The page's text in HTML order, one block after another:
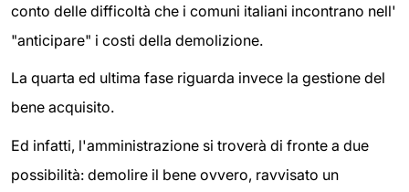
conto delle difficoltà che i comuni italiani incontrano nell'
"anticipare" i costi della demolizione.
La quarta ed ultima fase riguarda invece la gestione del
bene acquisito.
Ed infatti, l'amministrazione si troverà di fronte a due
possibilità: demolire il bene ovvero, ravvisato un